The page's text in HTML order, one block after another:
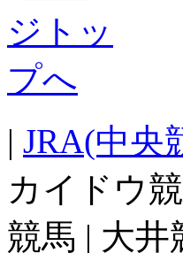
| JRA(中央
カイドウ
競馬 | 大